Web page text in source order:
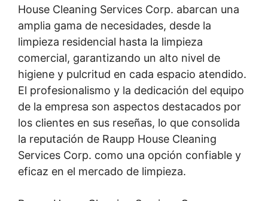
House Cleaning Services Corp. abarcan una
amplia gama de necesidades, desde la
limpieza residencial hasta la limpieza
comercial, garantizando un alto nivel de
higiene y pulcritud en cada espacio atendido.
El profesionalismo y la dedicación del equipo
de la empresa son aspectos destacados por
los clientes en sus reseñas, lo que consolida
la reputación de Raupp House Cleaning
Services Corp. como una opción confiable y
eficaz en el mercado de limpieza.